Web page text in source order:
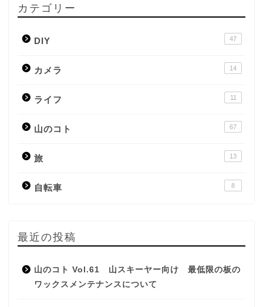
カテゴリー
DIY 47
カメラ 14
ライフ 11
山のコト 67
旅 13
自転車 8
最近の投稿
山のコト Vol.61 山スキーヤー向け 最低限の板の
ワックスメンテナンスについて